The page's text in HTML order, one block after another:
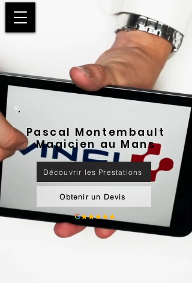
Pascal Montembault
Magicien au Mans
Découvrir les Prestations
Obtenir un Devis